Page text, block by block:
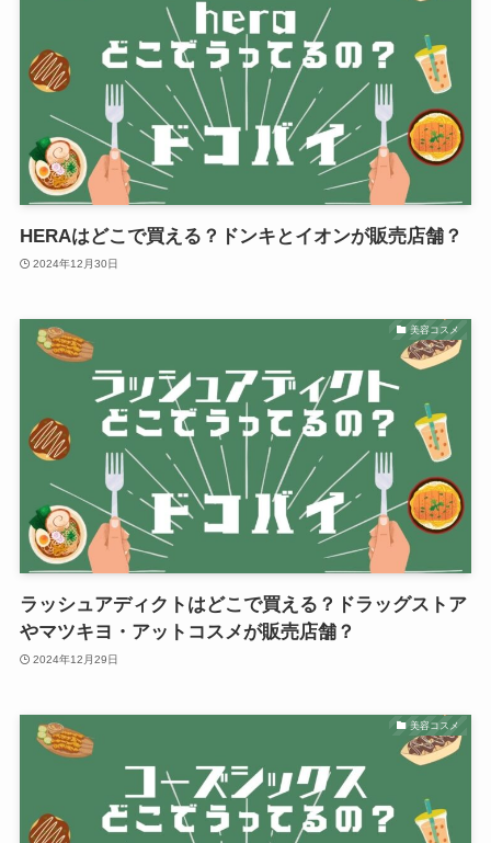
HERAはどこで買える？ドンキとイオンが販売店舗？
2024年12月30日
美容コスメ
ラッシュアディクトはどこで買える？ドラッグストア
やマツキヨ・アットコスメが販売店舗？
2024年12月29日
美容コスメ